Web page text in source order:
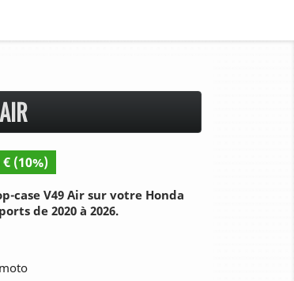
(10%)
case V49 Air sur votre Honda
de 2020 à 2026.